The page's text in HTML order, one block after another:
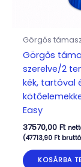
Görgős
Görgős
szerelve/2
kék, tartóval
Easy
37570,00 Ft
(47713,90 Ft
KOSÁRBA